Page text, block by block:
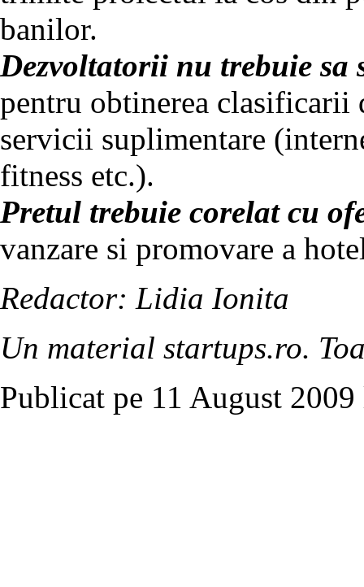
banilor.
Dezvoltatorii nu trebuie sa
pentru obtinerea clasificarii
servicii suplimentare
fitness etc.).
Pretul trebuie corelat cu
vanzare si promovare a
Redactor: Lidia Ionita
Un material startups.ro.
Publicat pe 11 August